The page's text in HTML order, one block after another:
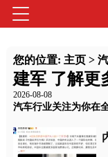
您的位置: 主页>
建军 了解更
2026-08-08
汽车行业关注为你在